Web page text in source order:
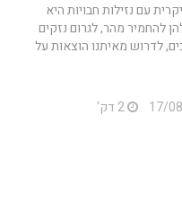
עם נזילות חבויות היא
להחמיר מהר, לגרום נזקים
לדרוש מאיתנו הוצאות על
2 דק'